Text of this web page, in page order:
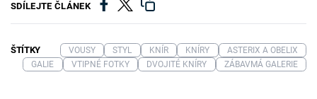
SDÍLEJTE ČLÁNEK
ŠTÍTKY VOUSY STYL KNÍR KNÍRY
ASTERIX A OBELIX
GALIE
VTIPNÉ FOTKY DVOJITÉ KNÍRY ZÁBAVMÁ GALERIE